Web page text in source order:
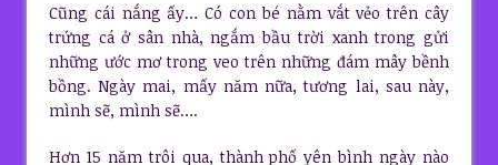
Cũng cái nắng ấy… Có con bé nằm vắt vẻo trên cây
trứng cá ở sân nhà, ngắm bầu trời xanh trong gửi
những ước mơ trong veo trên những đám mây bềnh
bồng. Ngày mai, mấy năm nữa, tương lai, sau này,
mình sẽ, mình sẽ….
Hơn 15 năm trôi qua, thành phố yên bình ngày nào